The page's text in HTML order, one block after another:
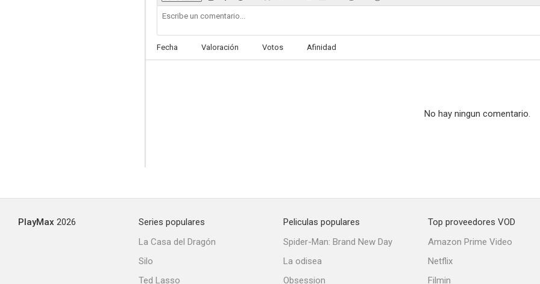
Fecha Valoración Votos Afinidad
No hay ningun comentario.
PlayMax 2026
Series populares
La Casa del Dragón
Silo
Ted Lasso
Peliculas populares
Spider-Man: Brand New Day
La odisea
Obsession
Top proveedores VOD
Amazon Prime Video
Netflix
Filmin